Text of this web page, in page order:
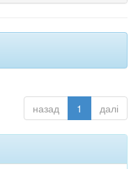
назад 1 далі